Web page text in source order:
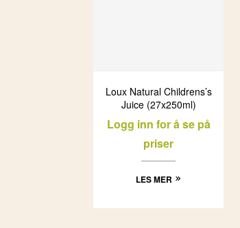
Loux Natural Childrens’s
Juice (27x250ml)
Logg inn for å se på
priser
LES MER